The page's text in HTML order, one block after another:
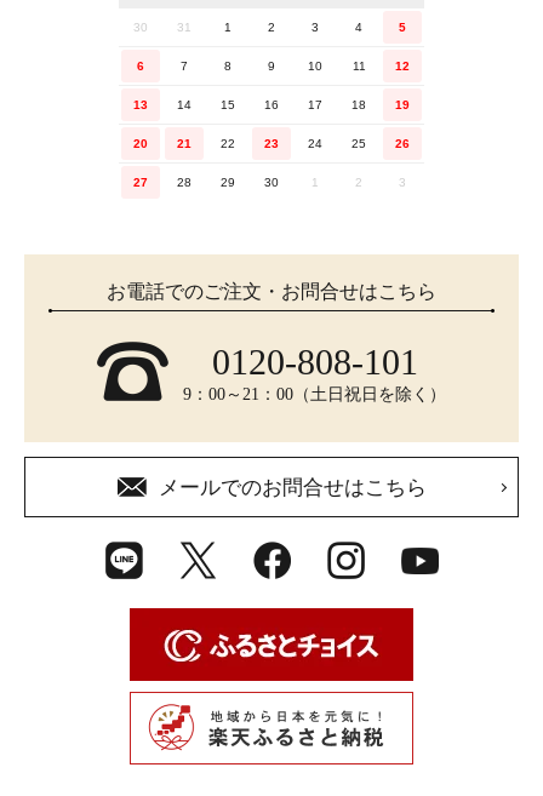
30 31 1 2 3 4 5
6 7 8 9 10 11 12
13 14 15 16 17 18 19
20 21 22 23 24 25 26
27 28 29 30 1 2 3
お電話でのご注文・お問合せはこちら
0120-808-101
9：00～21：00（土日祝日を除く）
メールでのお問合せはこちら